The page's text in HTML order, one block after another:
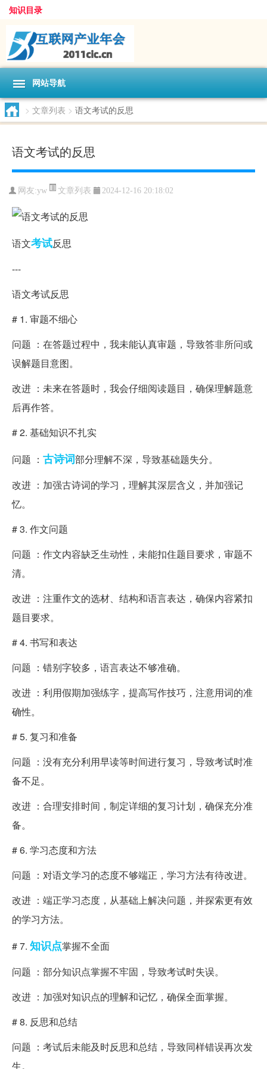
知识目录
网站导航
> 文章列表 > 语文考试的反思
语文考试的反思
网友:yw 文章列表 2024-12-16 20:18:02
语文考试反思
---
语文考试反思
# 1. 审题不细心
问题 ：在答题过程中，我未能认真审题，导致答非所问或
误解题目意图。
改进 ：未来在答题时，我会仔细阅读题目，确保理解题意
后再作答。
# 2. 基础知识不扎实
问题 ： 古诗词部分理解不深，导致基础题失分。
改进 ：加强古诗词的学习，理解其深层含义，并加强记
忆。
# 3. 作文问题
问题 ：作文内容缺乏生动性，未能扣住题目要求，审题不
清。
改进 ：注重作文的选材、结构和语言表达，确保内容紧扣
题目要求。
# 4. 书写和表达
问题 ：错别字较多，语言表达不够准确。
改进 ：利用假期加强练字，提高写作技巧，注意用词的准
确性。
# 5. 复习和准备
问题 ：没有充分利用早读等时间进行复习，导致考试时准
备不足。
改进 ：合理安排时间，制定详细的复习计划，确保充分准
备。
# 6. 学习态度和方法
问题 ：对语文学习的态度不够端正，学习方法有待改进。
改进 ：端正学习态度，从基础上解决问题，并探索更有效
的学习方法。
# 7. 知识点掌握不全面
问题 ：部分知识点掌握不牢固，导致考试时失误。
改进 ：加强对知识点的理解和记忆，确保全面掌握。
# 8. 反思和总结
问题 ：考试后未能及时反思和总结，导致同样错误再次发
生。